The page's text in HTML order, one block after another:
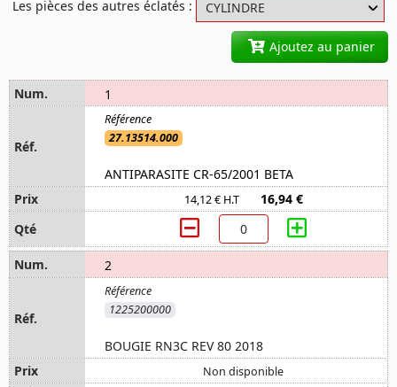
Les pièces des autres éclatés :
Ajoutez au panier
1
27.13514.000
ANTIPARASITE CR-65/2001 BETA
14,12 € H.T 16,94 €
2
1225200000
BOUGIE RN3C REV 80 2018
Non disponible